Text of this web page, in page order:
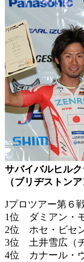
サバイバルヒル
（ブリヂストンア
Jプロツアー第６
1位 ダミアン・
2位 ホセ・ビセ
3位 土井雪広（
4位 カナール・